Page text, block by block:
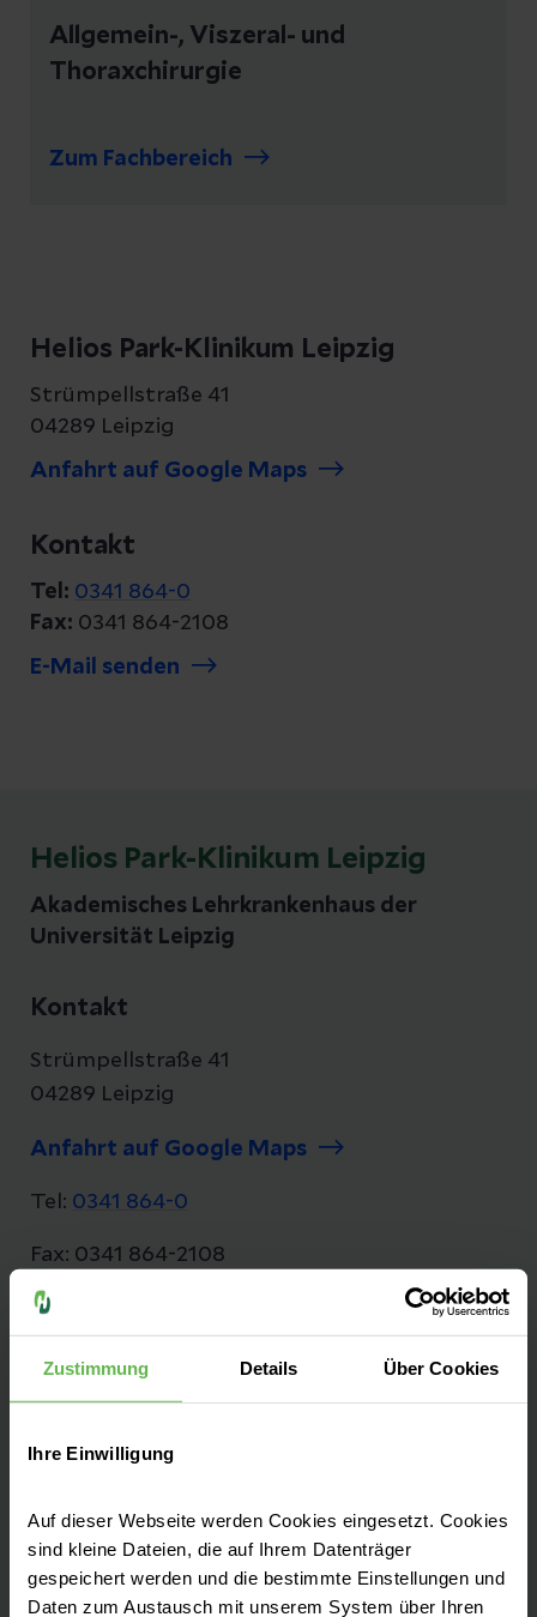
Zustimmung Details Über Cookies
Ihre Einwilligung
Auf dieser Webseite werden Cookies eingesetzt. Cookies
sind kleine Dateien, die auf Ihrem Datenträger
gespeichert werden und die bestimmte Einstellungen und
Daten zum Austausch mit unserem System über Ihren
Allgemein-, Viszeral- und
Thoraxchirurgie
Zum Fachbereich
Helios Park-Klinikum Leipzig
Strümpellstraße 41
04289 Leipzig
Anfahrt auf Google Maps
Kontakt
Tel: 0341 864-0
Fax: 0341 864-2108
E-Mail senden
Helios Park-Klinikum Leipzig
Akademisches Lehrkrankenhaus der
Universität Leipzig
Kontakt
Strümpellstraße 41
04289 Leipzig
Anfahrt auf Google Maps
Tel: 0341 864-0
Fax: 0341 864-2108
E-Mail senden
Mehr zu den Standorten finden Sie in unserer
Routenbeschreibung.